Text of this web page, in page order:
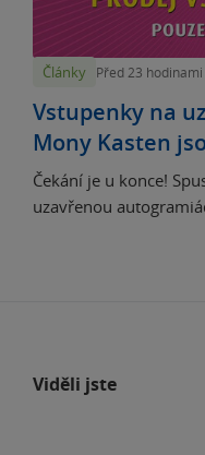
Články Před 23 hodinami
Vstupenky na
Mony Kasten
Čekání je u konce!
uzavřenou
Viděli jste